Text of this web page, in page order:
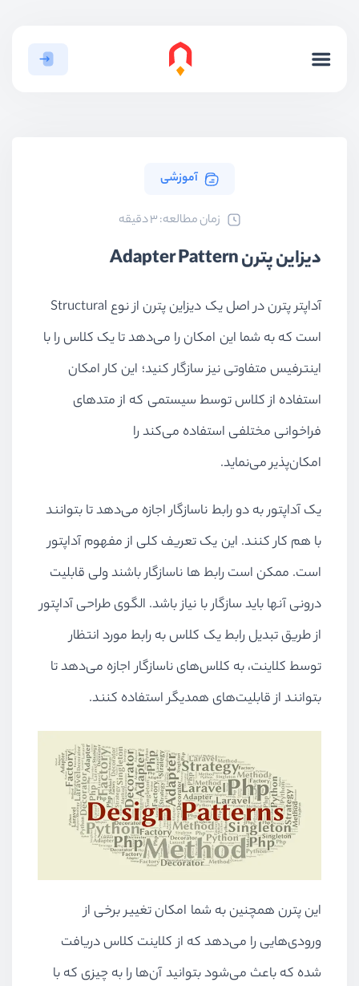
آموزشی
ﺯﻣﺎﻥ ﻣﻄﺎﻟﻌﻪ: 3 دقیقه
دیزاین پترن Adapter Pattern
آداپتر پترن در اصل یک دیزاین پترن از نوع Structural
است که به شما این امکان را می‌دهد تا یک کلاس را با
اینترفیس متفاوتی نیز سازگار کنید؛ این کار امکان
استفاده از کلاس توسط سیستمی که از متدهای
فراخوانی مختلفی استفاده می‌کند را
امکان‌پذیر می‌نماید.
یک آداپتور به دو رابط ناسازگار اجازه می‌دهد تا بتوانند
با هم کار کنند. این یک تعریف کلی از مفهوم آداپتور
است. ممکن است رابط ها ناسازگار باشند ولی قابلیت
درونی آنها باید سازگار با نیاز باشد. الگوی طراحی آداپتور
از طریق تبدیل رابط یک کلاس به رابط مورد انتظار
توسط کلاینت، به کلاس‌های ناسازگار اجازه می‌دهد تا
بتوانند از قابلیت‌های همدیگر استفاده کنند.
این پترن همچنین به شما امکان تغییر برخی از
ورودی‌هایی را می‌دهد که از کلاینت کلاس دریافت
شده که باعث می‌شود بتوانید آن‌ها را به چیزی که با